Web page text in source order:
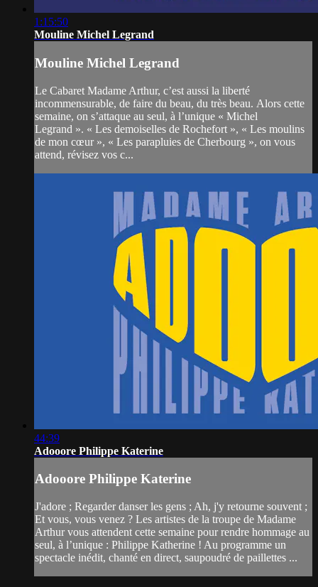
1:15:50
Mouline Michel Legrand
Mouline Michel Legrand
Le Cabaret Madame Arthur, c’est aussi la liberté
incommensurable, de faire du beau, du très beau. Alors cette
semaine, on s’attaque au seul, à l’unique « Michel
Legrand ». « Les demoiselles de Rochefort », « Les moulins
de mon cœur », « Les parapluies de Cherbourg », on vous
attend, révisez vos c...
44:39
Adooore Philippe Katerine
Adooore Philippe Katerine
J'adore ; Regarder danser les gens ; Ah, j'y retourne souvent ;
Et vous, vous venez ? Les artistes de la troupe de Madame
Arthur vous attendent cette semaine pour rendre hommage au
seul, à l’unique : Philippe Katherine ! Au programme un
spectacle inédit, chanté en direct, saupoudré de paillettes ...